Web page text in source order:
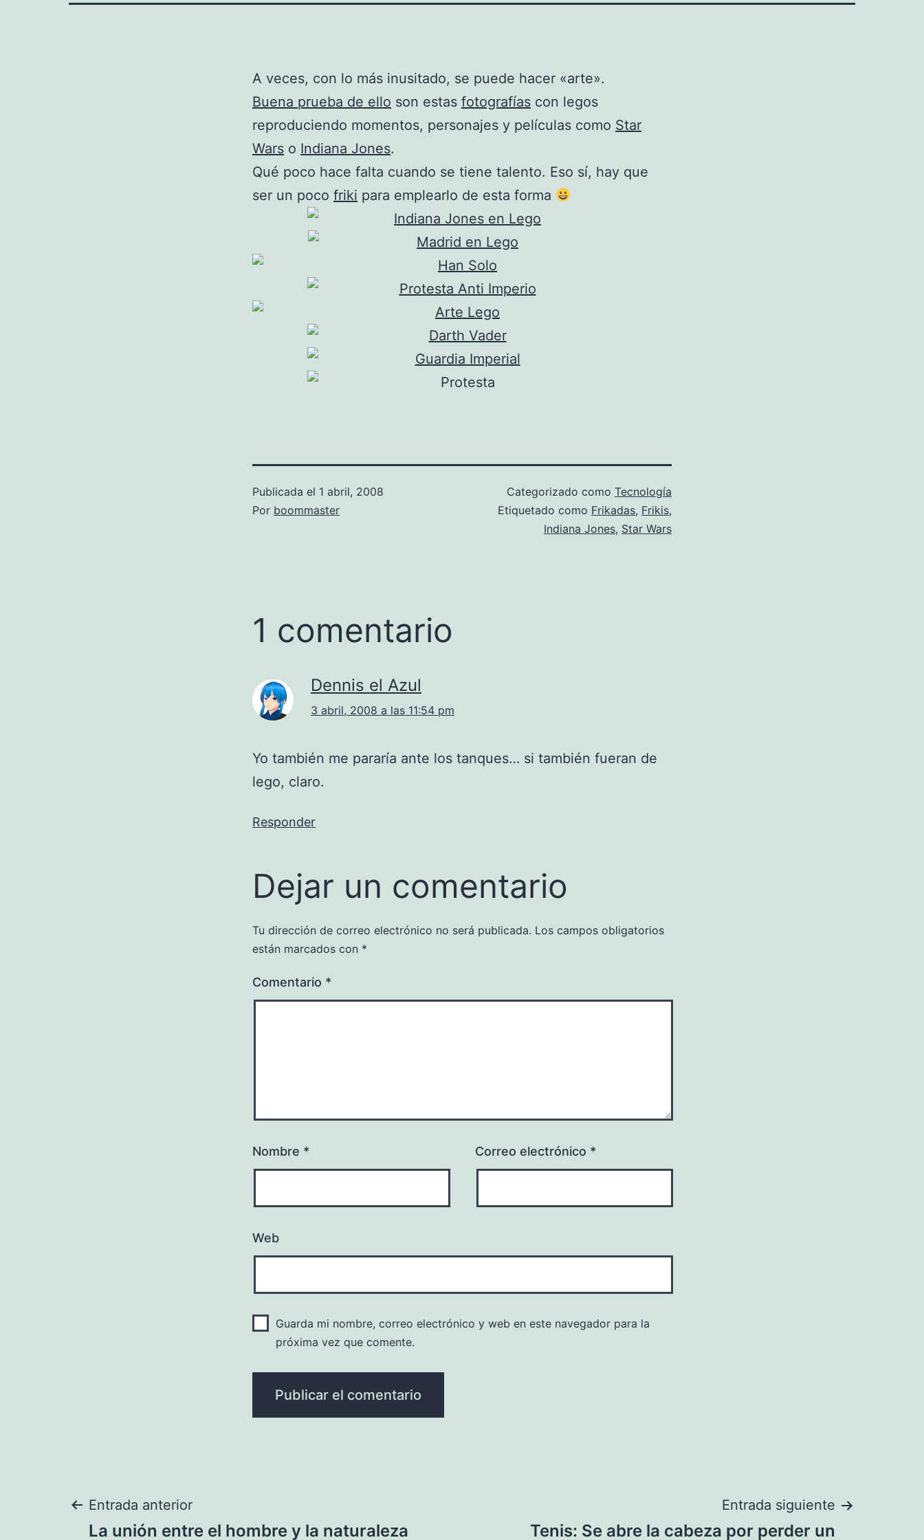
A veces, con lo más inusitado, se puede hacer «arte».
Buena prueba de ello son estas fotografías con legos
reproduciendo momentos, personajes y películas como Star
Wars o Indiana Jones.
Qué poco hace falta cuando se tiene talento. Eso sí, hay que
ser un poco friki para emplearlo de esta forma
Publicada el 1 abril, 2008
Por boommaster
Categorizado como Tecnología
Etiquetado como Frikadas, Frikis,
Indiana Jones, Star Wars
1 comentario
Dennis el Azul
3 abril, 2008 a las 11:54 pm
Yo también me pararía ante los tanques… si también fueran de
lego, claro.
Responder
Dejar un comentario
Tu dirección de correo electrónico no será publicada. Los campos obligatorios
están marcados con *
Comentario *
Nombre * Correo electrónico *
Web
Guarda mi nombre, correo electrónico y web en este navegador para la
próxima vez que comente.
Navegación
Entrada anterior
La unión entre el hombre y la naturaleza
Entrada siguiente
Tenis: Se abre la cabeza por perder un